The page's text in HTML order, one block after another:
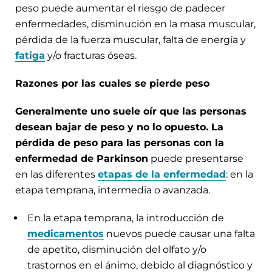
peso puede aumentar el riesgo de padecer
enfermedades, disminución en la masa muscular,
pérdida de la fuerza muscular, falta de energía y
fatiga y/o fracturas óseas.
Razones por las cuales se pierde peso
Generalmente uno suele oír que las personas
desean bajar de peso y no lo opuesto. La
pérdida de peso para las personas con la
enfermedad de Parkinson puede presentarse
en las diferentes etapas de la enfermedad: en la
etapa temprana, intermedia o avanzada.
En la etapa temprana, la introducción de
medicamentos nuevos puede causar una falta
de apetito, disminución del olfato y/o
trastornos en el ánimo, debido al diagnóstico y